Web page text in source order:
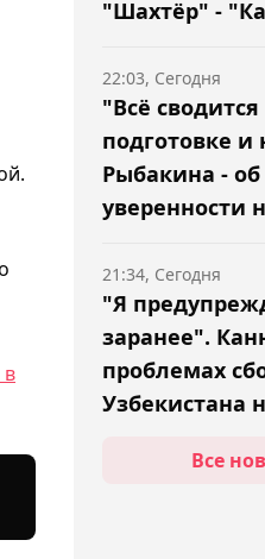
в
"Шахтёр" -
"Всё сводится
подготовке и
Рыбакина - об
уверенности
22:03, Сегодня
"Я
заранее".
проблемах
Узбекистана
21:34, Сегодня
21:02, Сегодня
Все